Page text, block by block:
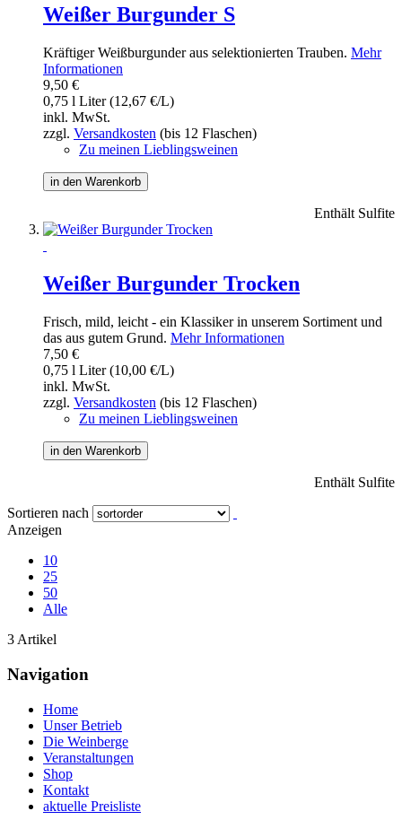
Weißer Burgunder S
Kräftiger Weißburgunder aus selektionierten Trauben. Mehr
Informationen
9,50 €
0,75 l Liter (12,67 €/L)
inkl. MwSt.
zzgl. Versandkosten (bis 12 Flaschen)
Zu meinen Lieblingsweinen
in den Warenkorb
Enthält Sulfite
Weißer Burgunder Trocken
Frisch, mild, leicht - ein Klassiker in unserem Sortiment und
das aus gutem Grund. Mehr Informationen
7,50 €
0,75 l Liter (10,00 €/L)
inkl. MwSt.
zzgl. Versandkosten (bis 12 Flaschen)
Zu meinen Lieblingsweinen
in den Warenkorb
Enthält Sulfite
Sortieren nach
Anzeigen
10
25
50
Alle
3 Artikel
Navigation
Home
Unser Betrieb
Die Weinberge
Veranstaltungen
Shop
Kontakt
aktuelle Preisliste